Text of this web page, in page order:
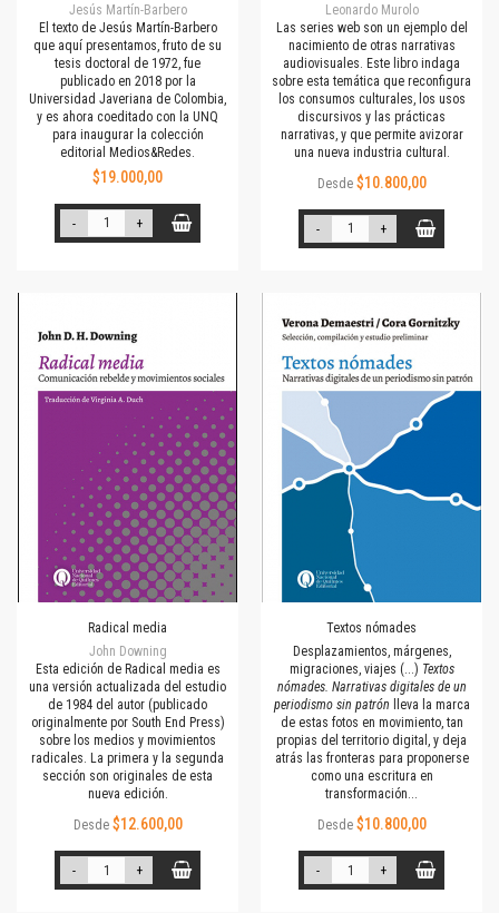
Jesús Martín-Barbero
El texto de Jesús Martín-Barbero
que aquí presentamos, fruto de su
tesis doctoral de 1972, fue
publicado en 2018 por la
Universidad Javeriana de Colombia,
y es ahora coeditado con la UNQ
para inaugurar la colección
editorial Medios&Redes.
$19.000,00
- +
Leonardo Murolo
Las series web son un ejemplo del
nacimiento de otras narrativas
audiovisuales. Este libro indaga
sobre esta temática que reconfigura
los consumos culturales, los usos
discursivos y las prácticas
narrativas, y que permite avizorar
una nueva industria cultural.
Desde $10.800,00
- +
Radical media
John Downing
Esta edición de Radical media es
una versión actualizada del estudio
de 1984 del autor (publicado
originalmente por South End Press)
sobre los medios y movimientos
radicales. La primera y la segunda
sección son originales de esta
nueva edición.
Desde $12.600,00
- +
Textos nómades
Desplazamientos, márgenes,
migraciones, viajes (...) Textos
nómades. Narrativas digitales de un
periodismo sin patrón lleva la marca
de estas fotos en movimiento, tan
propias del territorio digital, y deja
atrás las fronteras para proponerse
como una escritura en
transformación...
Desde $10.800,00
- +